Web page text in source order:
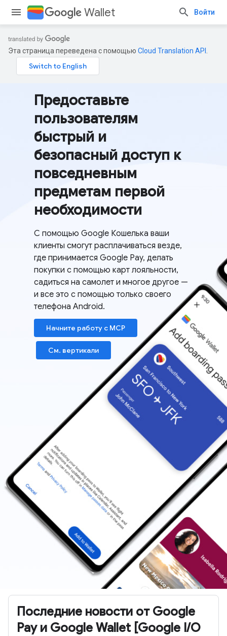
Wallet Войти
Эта страница переведена с помощью Cloud Translation API
Предоставьте
пользователям
быстрый и
безопасный доступ к
повседневным
предметам первой
необходимости
С помощью Google Кошелька ваши
клиенты смогут расплачиваться везде,
где принимается Google Pay, делать
покупки с помощью карт лояльности,
садиться на самолет и многое другое —
и все это с помощью только своего
телефона Android.
Начните работу с MCP
См. вертикали
Последние новости от Google
Pay и Google Wallet [Google I/O